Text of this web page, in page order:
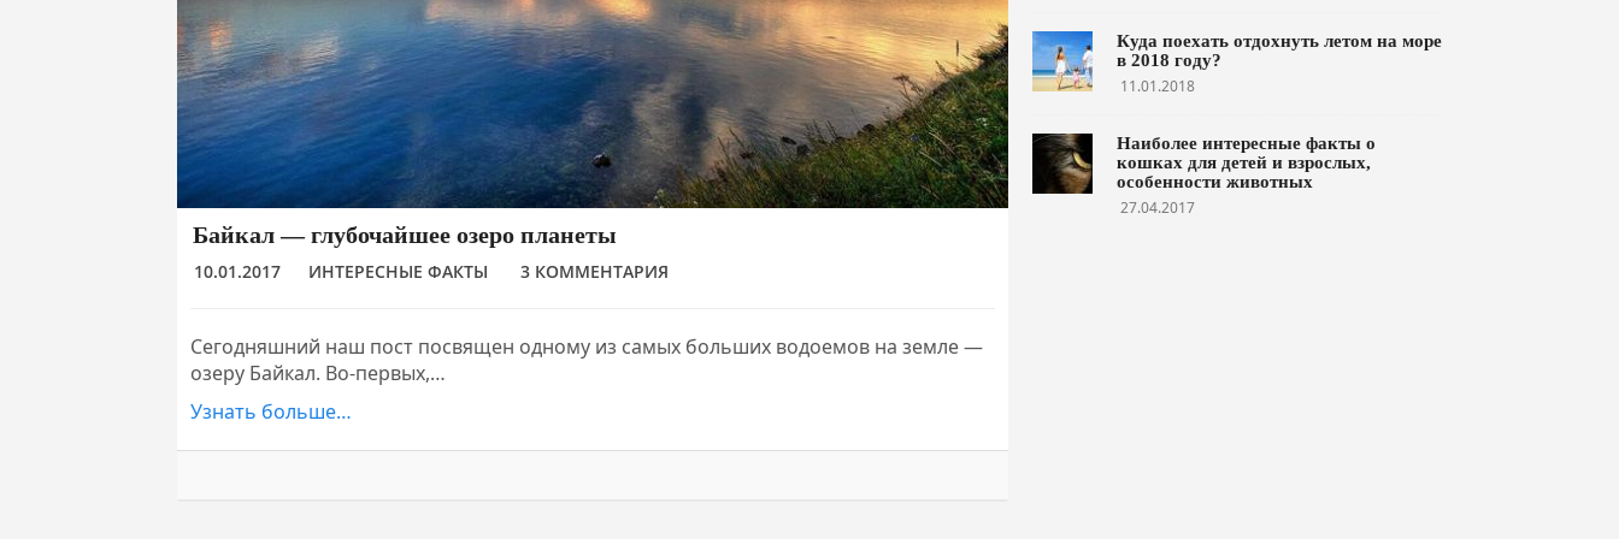
Байкал — глубочайшее озеро планеты
10.01.2017 ИНТЕРЕСНЫЕ ФАКТЫ 3 КОММЕНТАРИЯ
Сегодняшний наш пост посвящен одному из самых больших водоемов на земле —
озеру Байкал. Во-первых,…
Узнать больше…
Куда поехать отдохнуть летом на море
в 2018 году?
11.01.2018
Наиболее интересные факты о
кошках для детей и взрослых,
особенности животных
27.04.2017